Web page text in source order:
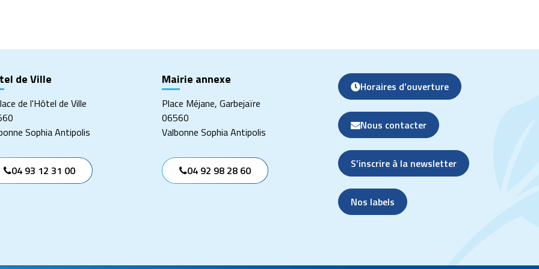
de Ville
de l'Hôtel de Ville
Sophia Antipolis
04 93 12 31 00
Mairie annexe
Place Méjane, Garbejaïre
06560
Valbonne Sophia Antipolis
04 92 98 28 60
Horaires d’ouverture
Nous contacter
S’inscrire à la newsletter
Nos labels